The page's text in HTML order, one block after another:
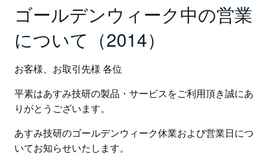
ゴールデンウィーク中の営業
について（2014）
お客様、お取引先様 各位
平素はあすみ技研の製品・サービスをご利用頂き誠にあ
りがとうございます。
あすみ技研のゴールデンウィーク休業および営業日につ
いてお知らせいたします。